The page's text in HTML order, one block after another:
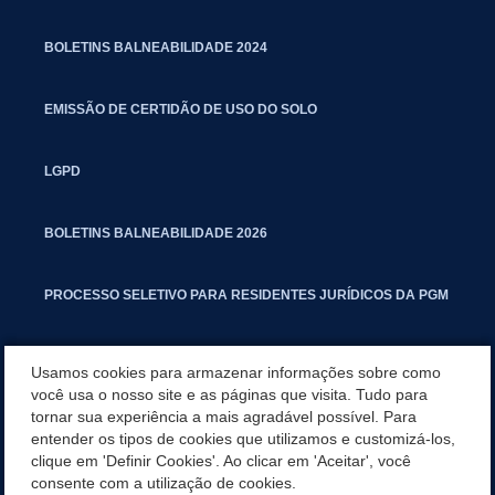
BOLETINS BALNEABILIDADE 2024
EMISSÃO DE CERTIDÃO DE USO DO SOLO
LGPD
BOLETINS BALNEABILIDADE 2026
PROCESSO SELETIVO PARA RESIDENTES JURÍDICOS DA PGM
MANUAL DE PROCEDIMENTOS IMOBILIÁRIOS SEINFRA
TURMINHA DO LAGO
Usamos cookies para armazenar informações sobre como
você usa o nosso site e as páginas que visita. Tudo para
tornar sua experiência a mais agradável possível. Para
entender os tipos de cookies que utilizamos e customizá-los,
clique em 'Definir Cookies'. Ao clicar em 'Aceitar', você
consente com a utilização de cookies.